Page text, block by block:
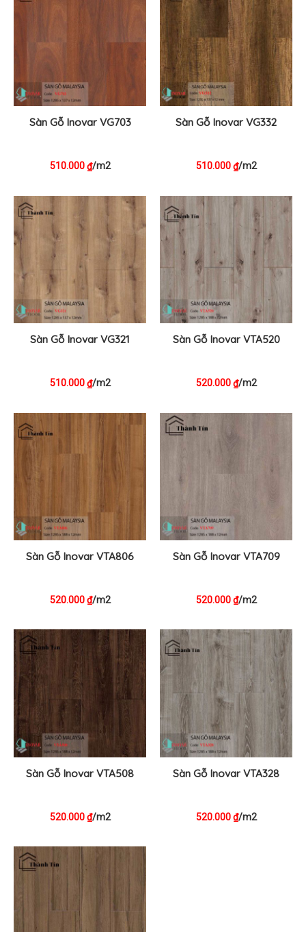
Sàn Gỗ Inovar VG703
510.000₫/m2
Sàn Gỗ Inovar VG332
510.000₫/m2
Sàn Gỗ Inovar VG321
510.000₫/m2
Sàn Gỗ Inovar VTA520
520.000₫/m2
Sàn Gỗ Inovar VTA806
520.000₫/m2
Sàn Gỗ Inovar VTA709
520.000₫/m2
Sàn Gỗ Inovar VTA508
520.000₫/m2
Sàn Gỗ Inovar VTA328
520.000₫/m2